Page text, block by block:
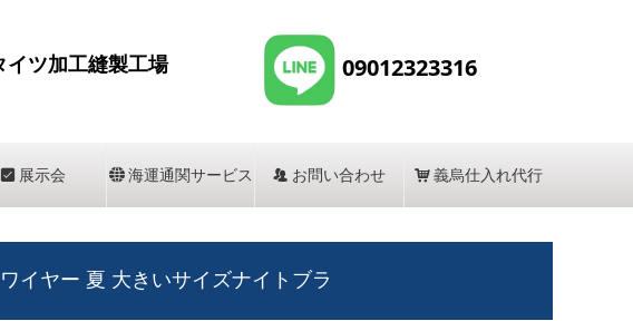
ツ加工縫製工場 09012323316
뀇 展示会 뀁 海運通関サービス 뀡 お問い合わせ 낙 義烏仕入れ代行
イヤー 夏 大きいサイズナイトブラ